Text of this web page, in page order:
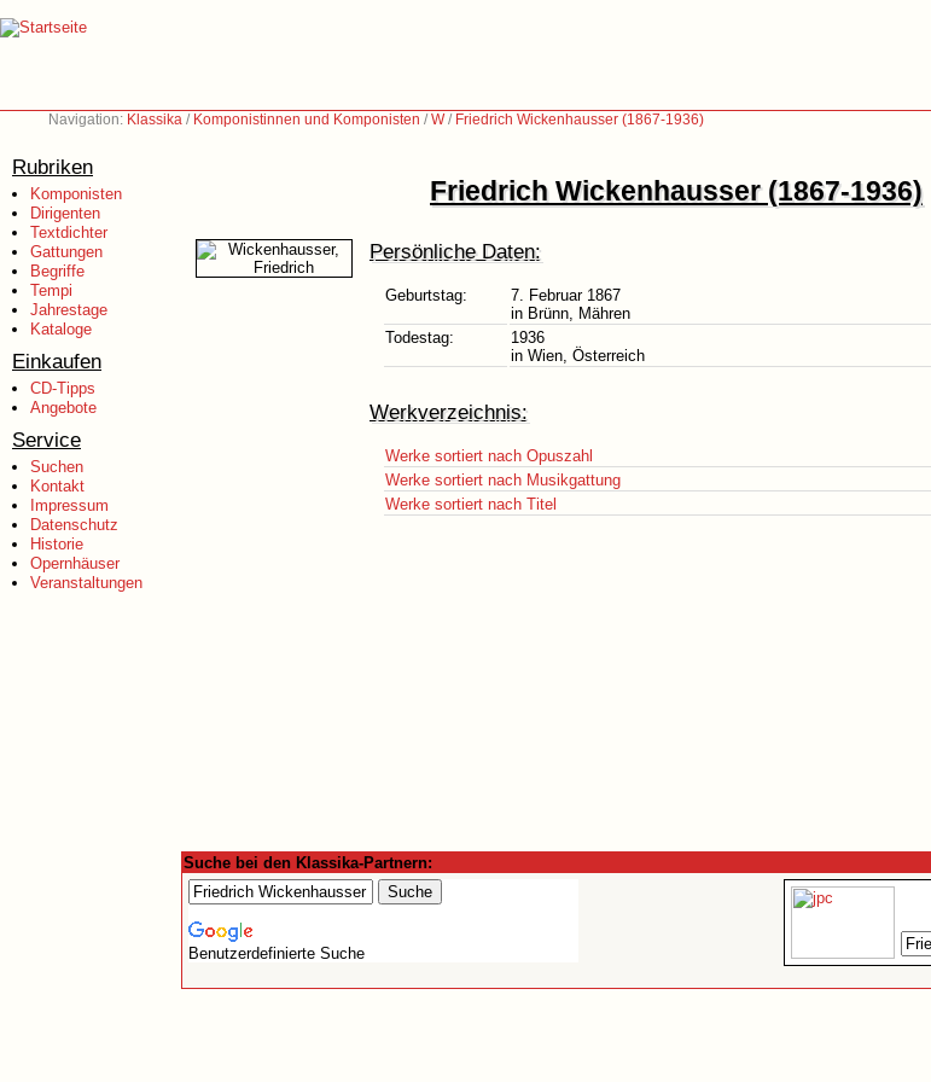
Navigation: Klassika / Komponistinnen und Komponisten /W/ Friedrich Wickenhausser (1867-1936)
Rubriken
Komponisten
Dirigenten
Textdichter
Gattungen
Begriffe
Tempi
Jahrestage
Kataloge
Einkaufen
CD-Tipps
Angebote
Service
Suchen
Kontakt
Impressum
Datenschutz
Historie
Opernhäuser
Veranstaltungen
Friedrich Wickenhausser (1867-1936)
Persönliche Daten:
Geburtstag:
7. Februar 1867
in Brünn, Mähren
Todestag:
1936
in Wien, Österreich
Werkverzeichnis:
Werke sortiert nach Opuszahl
Werke sortiert nach Musikgattung
Werke sortiert nach Titel
Suche bei den Klassika-Partnern:
Benutzerdefinierte Suche